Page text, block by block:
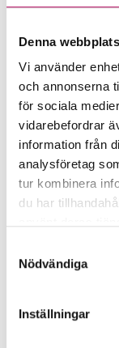
Denna
Vi använder
och annonserna
för sociala
vidarebefordrar
information från
analysföretag
tur kombinera
du har
personuppgifter.
Nödvändiga
Inställningar
starka
han bidra
satsning på
Carl-Johan
Midcorp på
Tomas
roller som
Före EKN
privata
kundteam